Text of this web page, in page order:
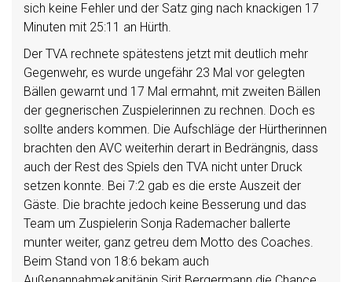
sich keine Fehler und der Satz ging nach knackigen 17
Minuten mit 25:11 an Hürth.
Der TVA rechnete spätestens jetzt mit deutlich mehr
Gegenwehr, es wurde ungefähr 23 Mal vor gelegten
Bällen gewarnt und 17 Mal ermahnt, mit zweiten Bällen
der gegnerischen Zuspielerinnen zu rechnen. Doch es
sollte anders kommen. Die Aufschläge der Hürtherinnen
brachten den AVC weiterhin derart in Bedrängnis, dass
auch der Rest des Spiels den TVA nicht unter Druck
setzen konnte. Bei 7:2 gab es die erste Auszeit der
Gäste. Die brachte jedoch keine Besserung und das
Team um Zuspielerin Sonja Rademacher ballerte
munter weiter, ganz getreu dem Motto des Coaches.
Beim Stand von 18:6 bekam auch